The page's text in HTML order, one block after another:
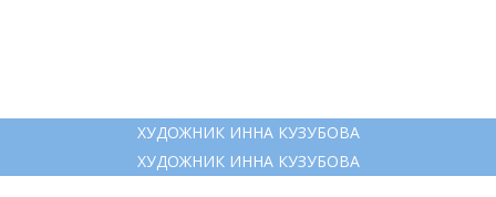
ХУДОЖНИК ИННА КУЗУБОВА
ХУДОЖНИК ИННА КУЗУБОВА